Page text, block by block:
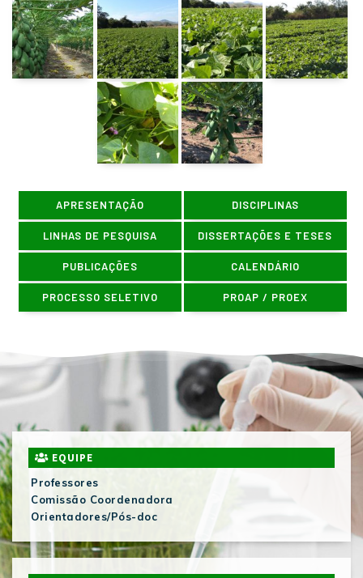
APRESENTAÇÃO DISCIPLINAS
LINHAS DE PESQUISA DISSERTAÇÕES E TESES
PUBLICAÇÕES CALENDÁRIO
PROCESSO SELETIVO PROAP / PROEX
EQUIPE
Professores
Comissão Coordenadora
Orientadores/Pós-doc